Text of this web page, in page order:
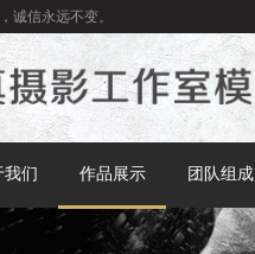
诚信永远不变。
我们 作品展示 团队组成